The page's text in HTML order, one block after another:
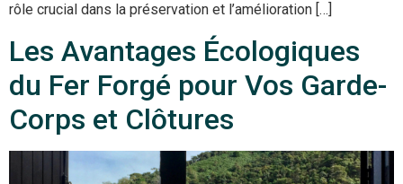
rôle crucial dans la préservation et l’amélioration […]
Les Avantages Écologiques
du Fer Forgé pour Vos Garde-
Corps et Clôtures